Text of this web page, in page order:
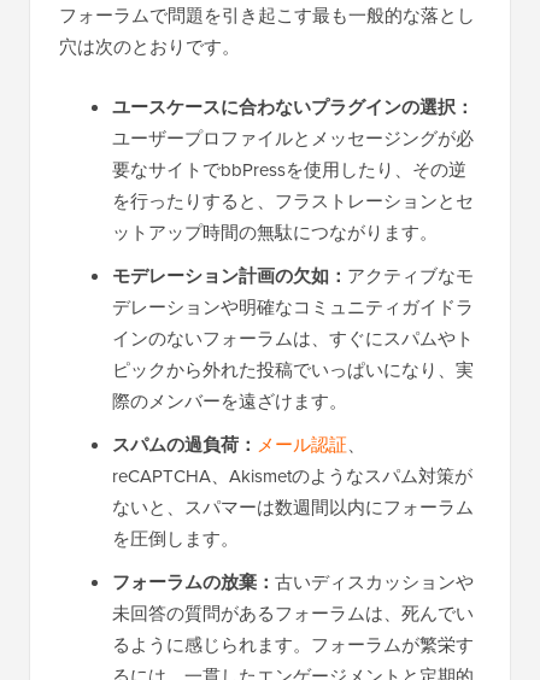
フォーラムで問題を引き起こす最も一般的な落とし
穴は次のとおりです。
ユースケースに合わないプラグインの選択：
ユーザープロファイルとメッセージングが必
要なサイトでbbPressを使用したり、その逆
を行ったりすると、フラストレーションとセ
ットアップ時間の無駄につながります。
モデレーション計画の欠如： アクティブなモ
デレーションや明確なコミュニティガイドラ
インのないフォーラムは、すぐにスパムやト
ピックから外れた投稿でいっぱいになり、実
際のメンバーを遠ざけます。
スパムの過負荷： メール認証、
reCAPTCHA、Akismetのようなスパム対策が
ないと、スパマーは数週間以内にフォーラム
を圧倒します。
フォーラムの放棄： 古いディスカッションや
未回答の質問があるフォーラムは、死んでい
るように感じられます。フォーラムが繁栄す